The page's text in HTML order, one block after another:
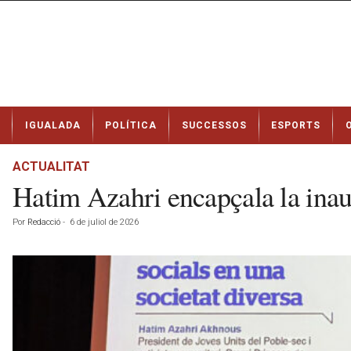
t
IGUALADA POLÍTICA SUCCESSOS ESPORTS
ACTUALITAT
Hatim Azahri encapçala la
Por Redacció - 6 de juliol de 2026